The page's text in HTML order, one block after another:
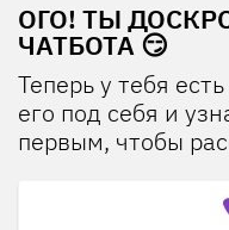
ОГО! ТЫ
ЧАТБОТА 😏
Теперь у тебя
его под себя и
первым, чтобы